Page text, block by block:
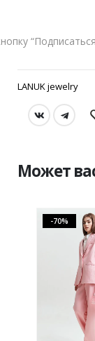
LANUK jewelry
Может
-70%